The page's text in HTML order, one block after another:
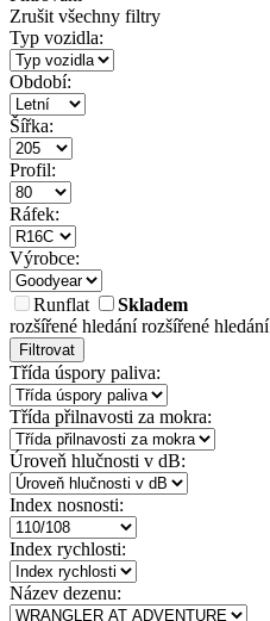
Zrušit všechny filtry
Typ vozidla:
Období:
Šířka:
Profil:
Ráfek:
Výrobce:
Runflat
Skladem
rozšířené hledánírozšířené hledání
Filtrovat
Třída úspory paliva:
Třída přilnavosti za mokra:
Úroveň hlučnosti v dB:
Index nosnosti:
Index rychlosti:
Název dezenu: